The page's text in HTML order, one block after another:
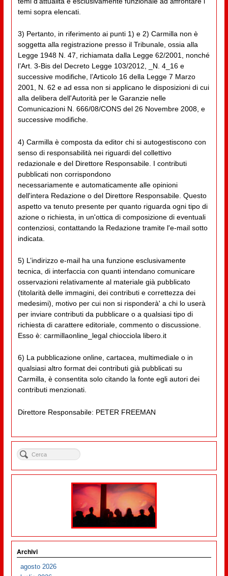
temi sopra elencati.
3) Pertanto, in riferimento ai punti 1) e 2) Carmilla non è
soggetta alla registrazione presso il Tribunale, ossia alla
Legge 1948 N. 47, richiamata dalla Legge 62/2001, nonché
l’Art. 3-Bis del Decreto Legge 103/2012, _N. 4_16 e
successive modifiche, l’Articolo 16 della Legge 7 Marzo
2001, N. 62 e ad essa non si applicano le disposizioni di cui
alla delibera dell'Autorità per le Garanzie nelle
Comunicazioni N. 666/08/CONS del 26 Novembre 2008, e
successive modifiche.
4) Carmilla è composta da editor chi si autogestiscono con
senso di responsabilità nei riguardi del collettivo
redazionale e del Direttore Responsabile. I contributi
pubblicati non corrispondono
necessariamente e automaticamente alle opinioni
dell'intera Redazione o del Direttore Responsabile. Questo
aspetto va tenuto presente per quanto riguarda ogni tipo di
azione o richiesta, in un'ottica di composizione di eventuali
contenziosi, contattando la Redazione tramite l'e-mail sotto
indicata.
5) L’indirizzo e-mail ha una funzione esclusivamente
tecnica, di interfaccia con quanti intendano comunicare
osservazioni relativamente al materiale già pubblicato
(titolarità delle immagini, dei contributi e correttezza dei
medesimi), motivo per cui non si risponderà' a chi lo userà
per inviare contributi da pubblicare o a qualsiasi tipo di
richiesta di carattere editoriale, commento o discussione.
Esso è: carmillaonline_legal chiocciola libero.it
6) La pubblicazione online, cartacea, multimediale o in
qualsiasi altro format dei contributi già pubblicati su
Carmilla, è consentita solo citando la fonte egli autori dei
contributi menzionati.
Direttore Responsabile: PETER FREEMAN
Archivi
agosto 2026